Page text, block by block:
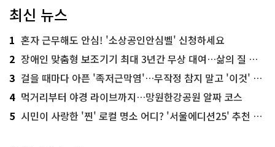
최신 뉴스
1 혼자 근무해도 안심! '소상공인안심벨' 신청하세요
2 장애인 맞춤형 보조기기 최대 3년간 무상 대여…삶의 질 높인다
3 걸을 때마다 아픈 '족저근막염'…무작정 참지 말고 '이것' 해보세요!
4 먹거리부터 야경 라이브까지…망원한강공원 알짜 코스
5 시민이 사랑한 '찐' 로컬 명소 어디? '서울에디션25' 추천 코스